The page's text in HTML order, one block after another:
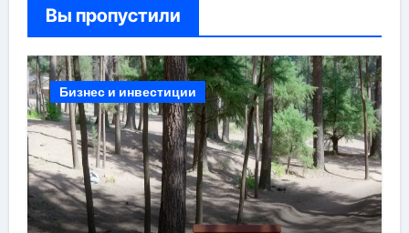
Вы пропустили
Бизнес и инвестиции